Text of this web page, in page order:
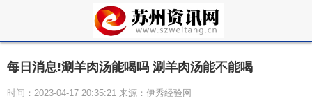
每日消息!涮羊肉汤能喝吗 涮羊肉汤能不能喝
时间：2023-04-17 20:35:21 来源：伊秀经验网